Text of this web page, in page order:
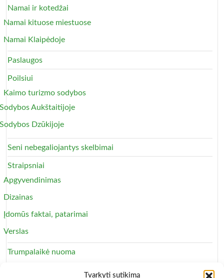
Tvarkyti sutikimą
Namai ir kotedžai
Namai kituose miestuose
Namai Klaipėdoje
Paslaugos
Poilsiui
Kaimo turizmo sodybos
Sodybos Aukštaitijoje
Sodybos Dzūkijoje
Seni nebegaliojantys skelbimai
Straipsniai
Apgyvendinimas
Dizainas
Įdomūs faktai, patarimai
Verslas
Trumpalaikė nuoma